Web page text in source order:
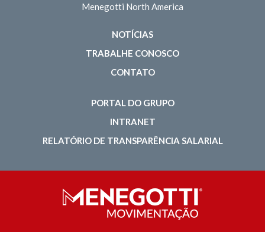
Menegotti North America
NOTÍCIAS
TRABALHE CONOSCO
CONTATO
PORTAL DO GRUPO
INTRANET
RELATÓRIO DE TRANSPARÊNCIA SALARIAL